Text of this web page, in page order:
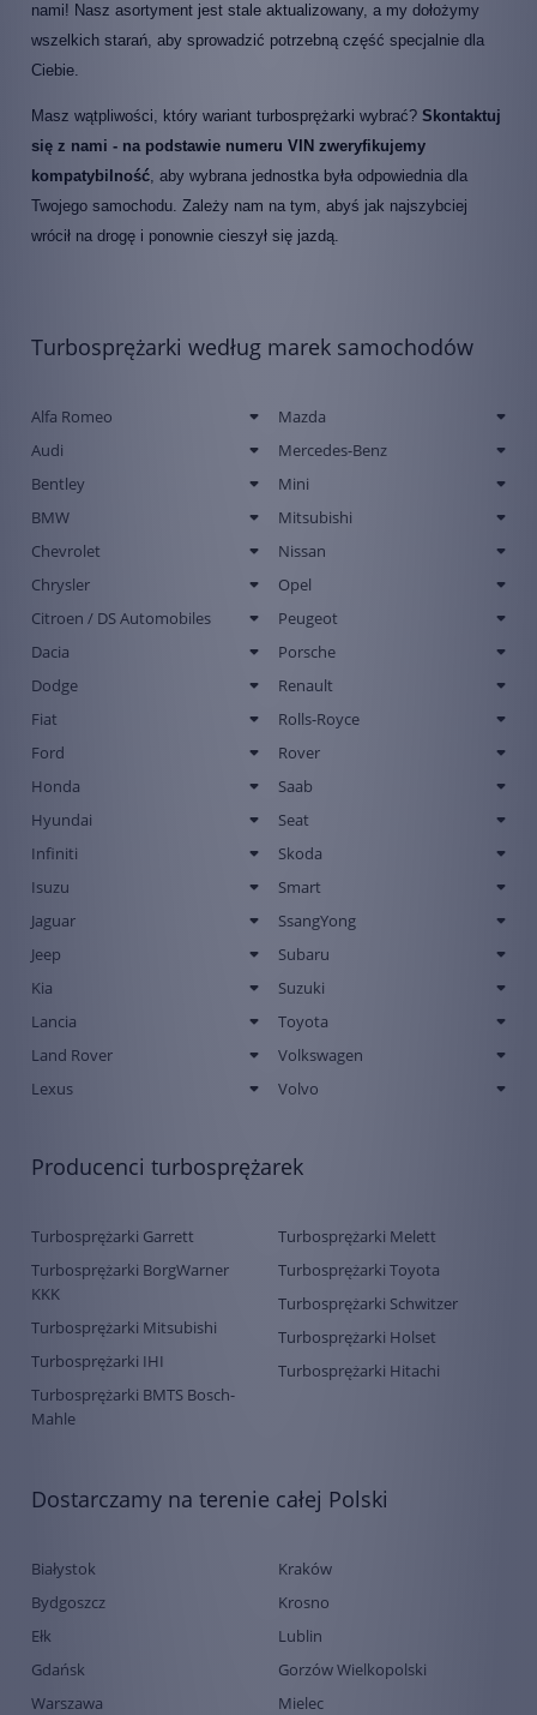
nami! Nasz asortyment jest stale aktualizowany, a my dołożymy
wszelkich starań, aby sprowadzić potrzebną część specjalnie dla
Ciebie.
Masz wątpliwości, który wariant turbosprężarki wybrać? Skontaktuj
się z nami - na podstawie numeru VIN zweryfikujemy
kompatybilność , aby wybrana jednostka była odpowiednia dla
Twojego samochodu. Zależy nam na tym, abyś jak najszybciej
wrócił na drogę i ponownie cieszył się jazdą.
Turbosprężarki według marek samochodów
Alfa Romeo
Audi
Bentley
BMW
Chevrolet
Chrysler
Citroen / DS Automobiles
Dacia
Dodge
Fiat
Ford
Honda
Hyundai
Infiniti
Isuzu
Jaguar
Jeep
Kia
Lancia
Land Rover
Lexus
Mazda
Mercedes-Benz
Mini
Mitsubishi
Nissan
Opel
Peugeot
Porsche
Renault
Rolls-Royce
Rover
Saab
Seat
Skoda
Smart
SsangYong
Subaru
Suzuki
Toyota
Volkswagen
Volvo
Producenci turbosprężarek
Turbosprężarki Garrett
Turbosprężarki BorgWarner
KKK
Turbosprężarki Mitsubishi
Turbosprężarki IHI
Turbosprężarki BMTS Bosch-
Mahle
Turbosprężarki Melett
Turbosprężarki Toyota
Turbosprężarki Schwitzer
Turbosprężarki Holset
Turbosprężarki Hitachi
Dostarczamy na terenie całej Polski
Białystok
Bydgoszcz
Ełk
Gdańsk
Warszawa
Kraków
Krosno
Lublin
Gorzów Wielkopolski
Mielec